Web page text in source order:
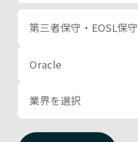
第三者保守・EOSL保守
Oracle
業界を選択